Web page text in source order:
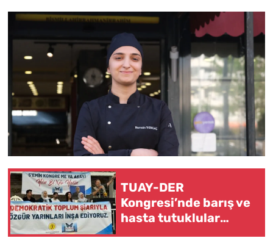
TUAY-DER
Kongresi’nde barış ve
hasta tutuklular
mesajı